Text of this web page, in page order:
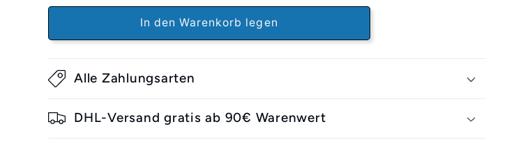
33In den Warenkorb legen
Alle Zahlungsarten
DHL-Versand gratis ab 90€ Warenwert